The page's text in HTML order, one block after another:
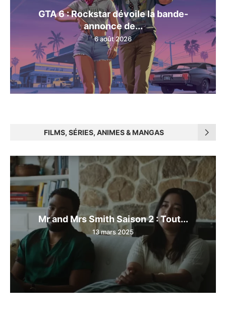
GTA 6 : Rockstar dévoile la bande-
annonce de...
6 août 2026
FILMS, SÉRIES, ANIMES & MANGAS
Mr and Mrs Smith Saison 2 : Tout...
13 mars 2025